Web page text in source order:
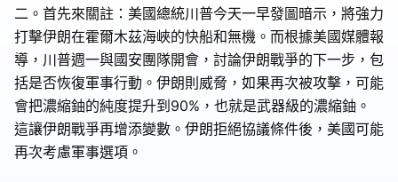
二。首先來關註：美國總統川普今天一早發圖暗示，將強力
打擊伊朗在霍爾木茲海峽的快船和無機。而根據美國媒體報
導，川普週一與國安團隊開會，討論伊朗戰爭的下一步，包
括是否恢復軍事行動。伊朗則威脅，如果再次被攻擊，可能
會把濃縮鈾的純度提升到90%，也就是武器級的濃縮鈾。
這讓伊朗戰爭再增添變數。伊朗拒絕協議條件後，美國可能
再次考慮軍事選項。